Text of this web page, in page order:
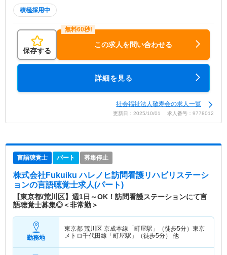
積極採用中
保存する
この求人を問い合わせる
詳細を見る
社会福祉法人敬寿会の求人一覧
更新日：2025/10/01 求人番号：9778012
言語聴覚士 パート 募集停止
株式会社Fukuiku ハレノヒ訪問看護リハビリステーシ
ョンの言語聴覚士求人(パート)
【東京都/荒川区】週1日～OK！訪問看護ステーションにて言
語聴覚士募集◎＜非常勤＞
勤務地
東京都 荒川区 京成本線「町屋駅」（徒歩5分）東京
メトロ千代田線「町屋駅」（徒歩5分） 他